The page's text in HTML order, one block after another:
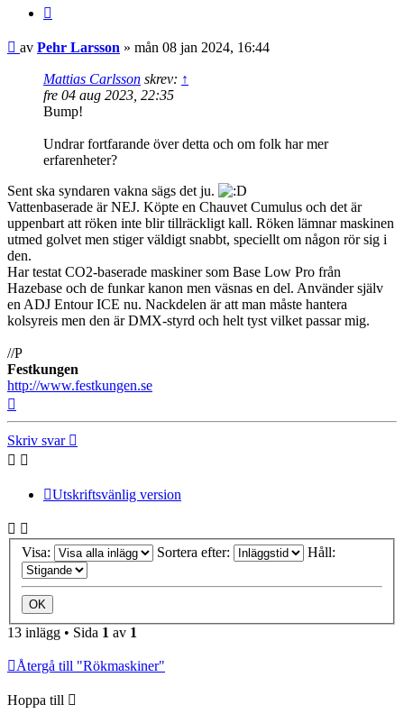
Inlägg
av Pehr Larsson » mån 08 jan 2024, 16:44
Mattias Carlsson skrev: ↑
fre 04 aug 2023, 22:35
Bump!
Undrar fortfarande över detta och om folk har mer
erfarenheter?
Sent ska syndaren vakna sägs det ju.
Vattenbaserade är NEJ. Köpte en Chauvet Cumulus och det är
uppenbart att röken inte blir tillräckligt kall. Röken lämnar maskinen
utmed golvet men stiger väldigt snabbt, speciellt om någon rör sig i
den.
Har testat CO2-baserade maskiner som Base Low Pro från
Hazebase och de funkar kanon men väsnas en del. Använder själv
en ADJ Entour ICE nu. Nackdelen är att man måste hantera
kolsyreis men den är DMX-styrd och helt tyst vilket passar mig.
//P
Festkungen
http://www.festkungen.se
Skriv svar
Utskriftsvänlig version
Visa: Sortera efter: Håll:
13 inlägg • Sida 1 av 1
Återgå till "Rökmaskiner"
Hoppa till